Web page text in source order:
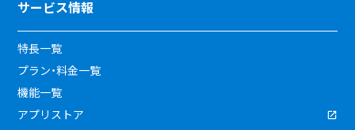
サービス情報
特長一覧
プラン・料金一覧
機能一覧
アプリストア